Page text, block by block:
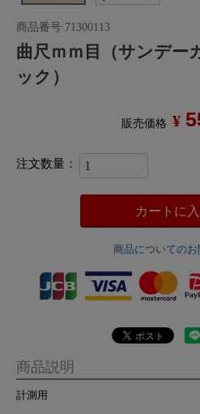
商品番号 71300113
曲尺ｍｍ目（サンデー
ック）
販売価格 ¥
カートに
商品についての
商品説明
計測用